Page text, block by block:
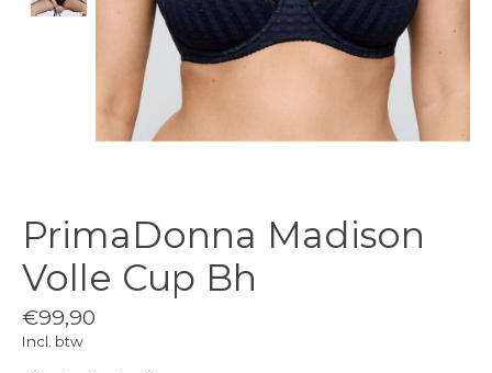
PrimaDonna Madison
Volle Cup Bh
€99,90
Incl. btw